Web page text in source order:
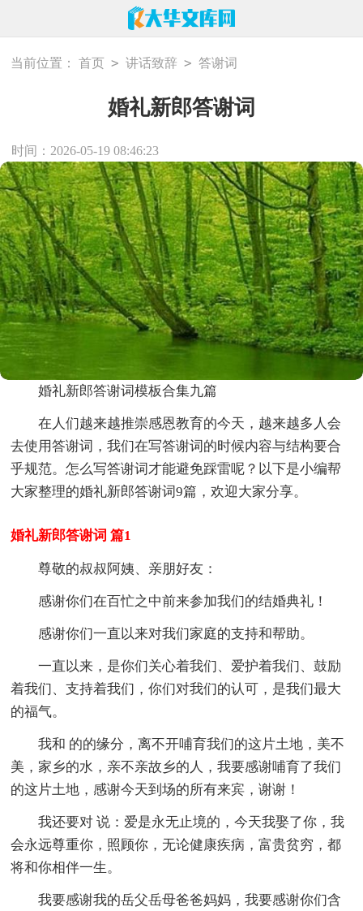
当前位置： 首页 > 讲话致辞 > 答谢词
婚礼新郎答谢词
时间：2026-05-19 08:46:23
婚礼新郎答谢词模板合集九篇
在人们越来越推崇感恩教育的今天，越来越多人会
去使用答谢词，我们在写答谢词的时候内容与结构要合
乎规范。怎么写答谢词才能避免踩雷呢？以下是小编帮
大家整理的婚礼新郎答谢词9篇，欢迎大家分享。
婚礼新郎答谢词 篇1
尊敬的叔叔阿姨、亲朋好友：
感谢你们在百忙之中前来参加我们的结婚典礼！
感谢你们一直以来对我们家庭的支持和帮助。
一直以来，是你们关心着我们、爱护着我们、鼓励
着我们、支持着我们，你们对我们的认可，是我们最大
的福气。
我和 的的缘分，离不开哺育我们的这片土地，美不
美，家乡的水，亲不亲故乡的人，我要感谢哺育了我们
的这片土地，感谢今天到场的所有来宾，谢谢！
我还要对 说：爱是永无止境的，今天我娶了你，我
会永远尊重你，照顾你，无论健康疾病，富贵贫穷，都
将和你相伴一生。
我要感谢我的岳父岳母爸爸妈妈，我要感谢你们含